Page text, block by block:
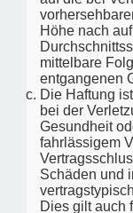
Höhe nach
mittelbare
entgangenen
Die Haftung
bei der
Gesundheit
fahrlässigem
Schäden und
Dies gilt auch